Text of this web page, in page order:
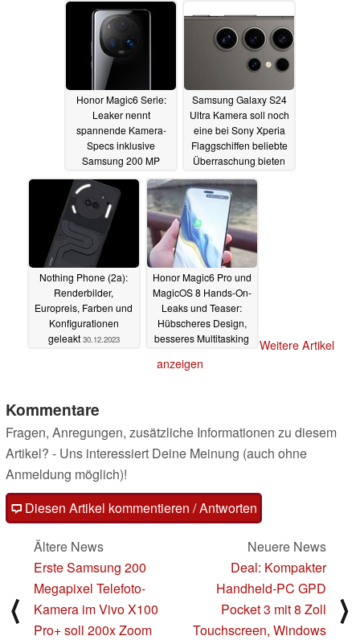
Specs und Preisen
01.01.2024
Honor Magic6 Serie:
Leaker nennt
spannende Kamera-
Specs inklusive
Samsung 200 MP
31.12.2023
Samsung Galaxy S24
Ultra Kamera soll noch
eine bei Sony Xperia
Flaggschiffen beliebte
Überraschung bieten
31.12.2023
Nothing Phone (2a):
Renderbilder,
Europreis, Farben und
Konfigurationen
geleakt 30.12.2023
Honor Magic6 Pro und
MagicOS 8 Hands-On-
Leaks und Teaser:
Hübscheres Design,
besseres Multitasking
30.12.2023
Weitere Artikel
anzeigen
Kommentare
Fragen, Anregungen, zusätzliche Informationen zu diesem
Artikel? - Uns interessiert Deine Meinung (auch ohne
Anmeldung möglich)!
Diesen Artikel kommentieren / Antworten
⟨
Ältere News
Erste Samsung 200
Megapixel Telefoto-
Kamera im Vivo X100
Pro+ soll 200x Zoom
Neuere News
Deal: Kompakter
Handheld-PC GPD
Pocket 3 mit 8 Zoll
Touchscreen, Windows
⟩